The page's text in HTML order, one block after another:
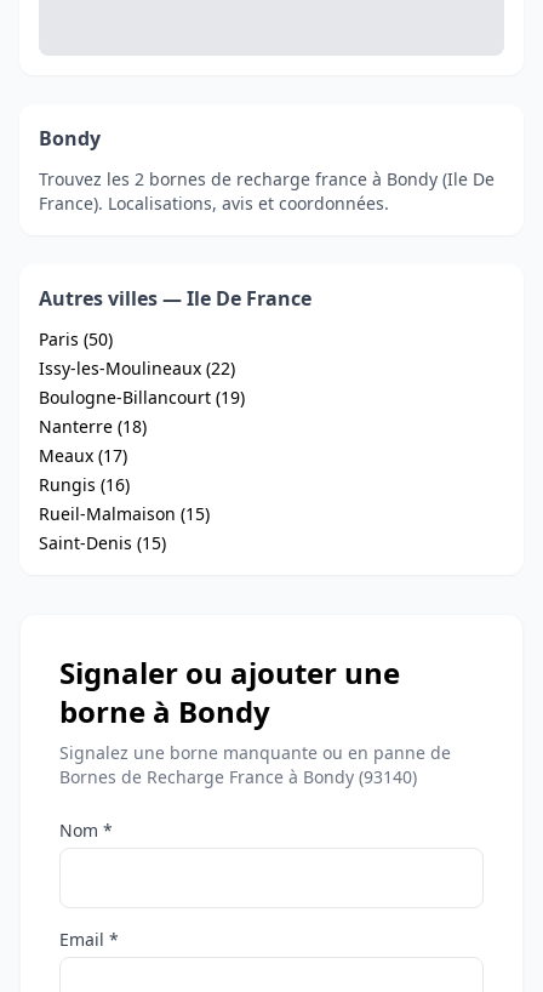
Bondy
Trouvez les 2 bornes de recharge france à Bondy (Ile De
France). Localisations, avis et coordonnées.
Autres villes — Ile De France
Paris (50)
Issy-les-Moulineaux (22)
Boulogne-Billancourt (19)
Nanterre (18)
Meaux (17)
Rungis (16)
Rueil-Malmaison (15)
Saint-Denis (15)
Signaler ou ajouter une
borne à Bondy
Signalez une borne manquante ou en panne de
Bornes de Recharge France à Bondy (93140)
Nom *
Email *